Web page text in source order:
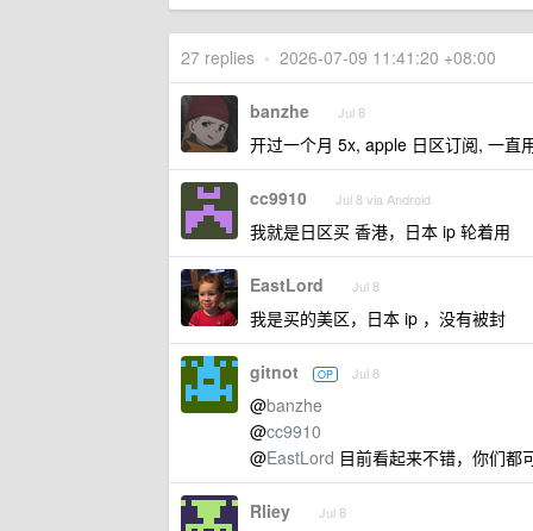
27 replies • 2026-07-09 11:41:20 +08:00
banzhe Jul 8
开过一个月 5x, apple 日区订阅, 一直
cc9910 Jul 8 via Android
我就是日区买 香港，日本 ip 轮着用
EastLord Jul 8
我是买的美区，日本 ip ，没有被封
gitnot OP Jul 8
@banzhe
@cc9910
@EastLord 目前看起来不错，你们都
Rliey Jul 8